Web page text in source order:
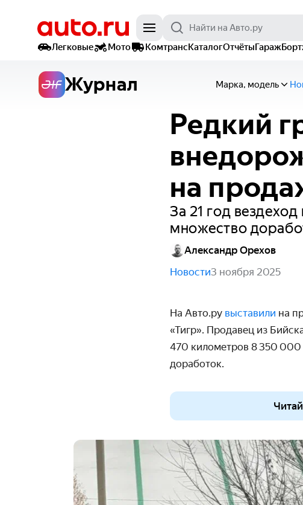
Легковые
Мото КомтрансКаталогОтчётыГараж
Журнал Марка, модель
Редкий
на
За 21 год
множество
Александр Орехов
Новости3 ноября 2025
На Авто.ру выставили на
«Тигр». Продавец из
470 километров 8 350 000
доработок.